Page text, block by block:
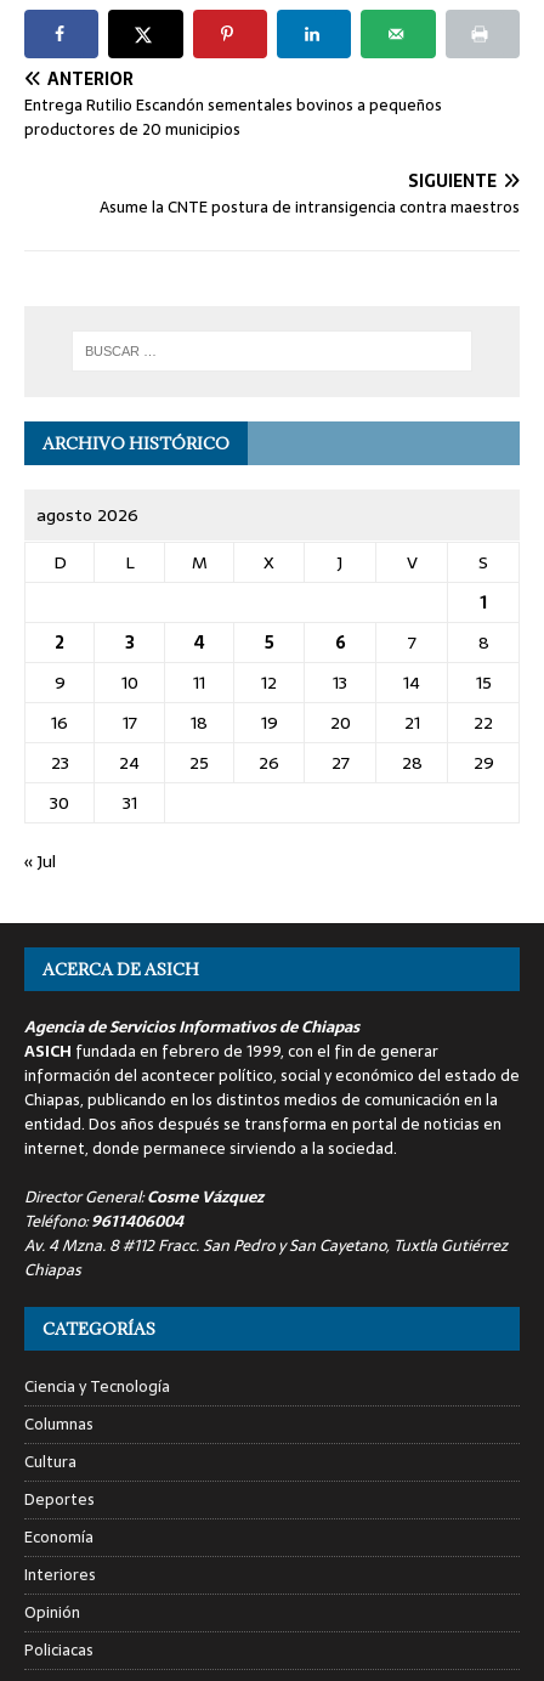
ANTERIOR
Entrega Rutilio Escandón sementales bovinos a pequeños
productores de 20 municipios
SIGUIENTE
Asume la CNTE postura de intransigencia contra maestros
ARCHIVO HISTÓRICO
agosto 2026
D
L M X J V
S
1
2
3 4 5 6 7
8
9
10 11 12 13 14
15
16
17 18 19 20 21
22
23
24 25 26 27 28
29
30
31
« Jul
ACERCA DE ASICH
Agencia de Servicios Informativos de Chiapas
ASICH fundada en febrero de 1999, con el fin de generar
información del acontecer político, social y económico del estado de
Chiapas, publicando en los distintos medios de comunicación en la
entidad. Dos años después se transforma en portal de noticias en
internet, donde permanece sirviendo a la sociedad.
Director General:Cosme Vázquez
Teléfono:9611406004
Av. 4 Mzna. 8 #112 Fracc. San Pedro y San Cayetano, Tuxtla Gutiérrez
Chiapas
CATEGORÍAS
Ciencia y Tecnología
Columnas
Cultura
Deportes
Economía
Interiores
Opinión
Policiacas